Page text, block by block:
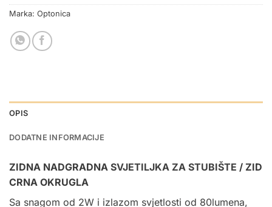
Marka: Optonica
OPIS
DODATNE INFORMACIJE
ZIDNA NADGRADNA SVJETILJKA ZA STUBIŠTE / ZID
CRNA OKRUGLA
Sa snagom od 2W i izlazom svjetlosti od 80lumena,